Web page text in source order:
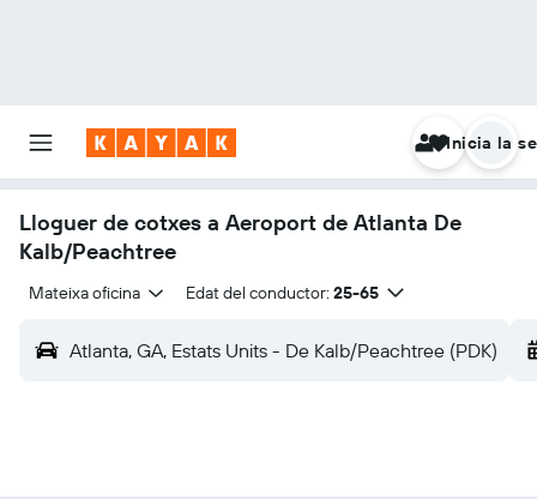
Inicia la
Lloguer de cotxes a Aeroport de Atlanta De
Kalb/Peachtree
Mateixa oficina Edat del conductor: 25-65
Atlanta, GA, Estats Units - De Kalb/Peachtree (PDK)